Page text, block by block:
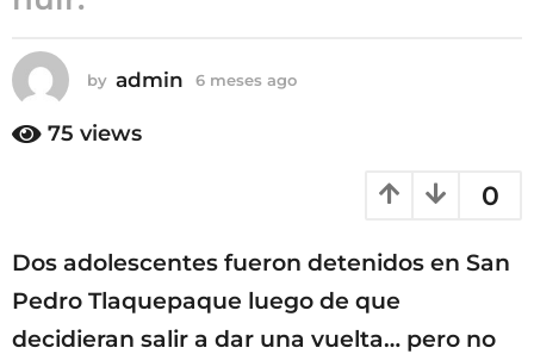
g
o
by admin 6 meses ago
o
75 views
0
Dos adolescentes fueron detenidos en San
Pedro Tlaquepaque luego de que
decidieran salir a dar una vuelta… pero no